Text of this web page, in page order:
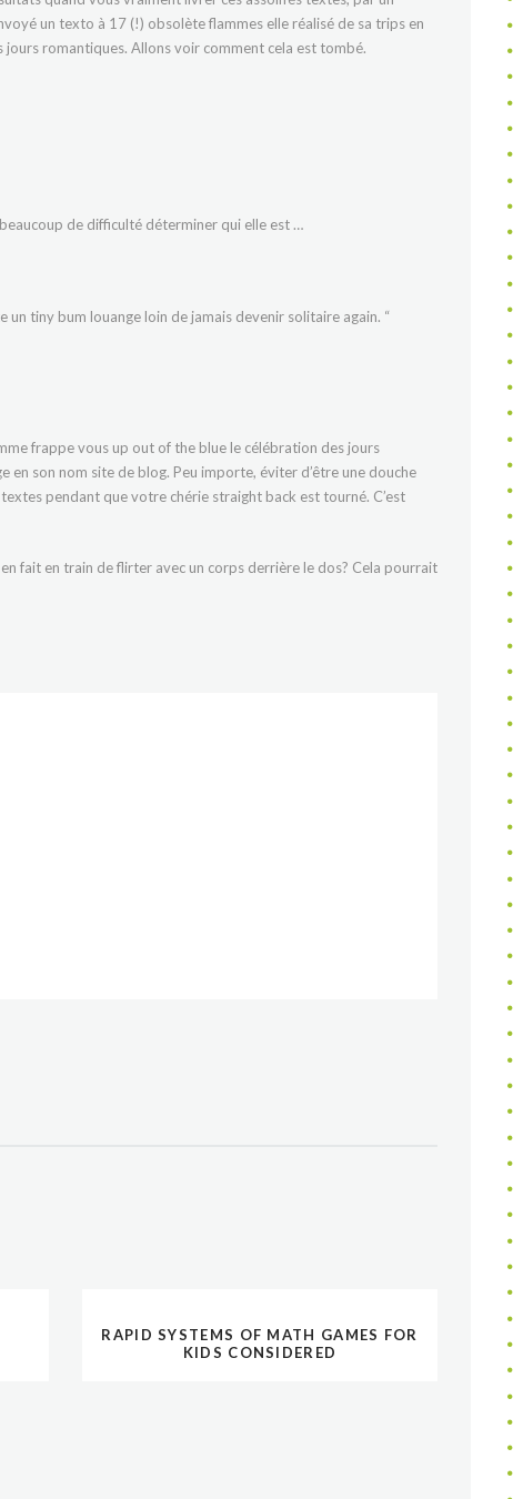
un texto à 17 (!) obsolète flammes elle réalisé de sa trips en
romantiques. Allons voir comment cela est tombé.
de difficulté déterminer qui elle est …
tiny bum louange loin de jamais devenir solitaire again. “
frappe vous up out of the blue le célébration des jours
son nom site de blog. Peu importe, éviter d’être une douche
pendant que votre chérie straight back est tourné. C’est
fait en train de flirter avec un corps derrière le dos? Cela pourrait
RAPID SYSTEMS OF MATH GAMES FOR
KIDS CONSIDERED